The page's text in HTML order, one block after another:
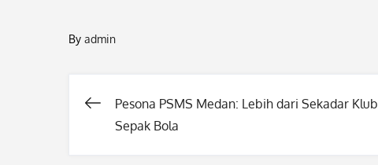
By admin
Post
Pesona PSMS Medan: Lebih dari Sekadar Klub
Sepak Bola